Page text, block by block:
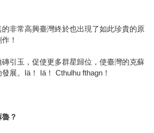
非常高興臺灣終於也出現了如此珍貴的原
！
引玉，促使更多群星歸位，使臺灣的克蘇
展。Iä！ Iä！ Cthulhu fthagn！
？